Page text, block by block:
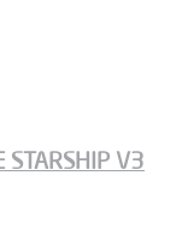
STARSHIP V3